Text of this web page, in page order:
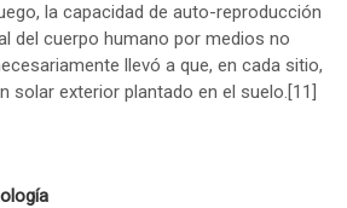
la capacidad de auto-reproducción
del cuerpo humano por medios no
llevó a que, en cada sitio,
solar exterior plantado en el suelo.[11]